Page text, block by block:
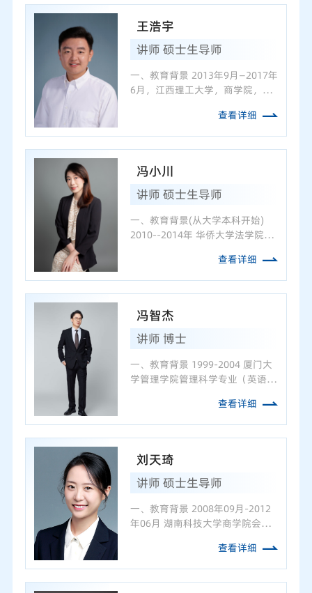
王浩宇
讲师 硕士生导师
一、教育背景 2013年9月—2017年
6月，江西理工大学，商学院，管
月，南昌大学，经济管理学院，会
计硕士 2020年9月—2024年6月，
上海财经大学，会计学院，会计学
博士 2023年2月—2023年8月...
查看详细
冯小川
讲师 硕士生导师
一、教育背景(从大学本科开始)
2010--2014年 华侨大学法学院，
立大学法学院，法学硕士 2016-
-2021年 厦门大学法学院财税法专
业，法学博士 二、主要研究方向
和教学领域 主要研究方向包...
查看详细
冯智杰
讲师 博士
一、教育背景 1999-2004 厦门大
学管理学院管理科学专业（英语一
门大学管理学院管理科学与工程专
业， 管理学硕士 2016-2022 厦门
大学经济学院金融工程专业，经济
学博士 二、主要研究方向...
查看详细
刘天琦
讲师 硕士生导师
一、教育背景 2008年09月-2012
年06月 湖南科技大学商学院会计
年12月 英国曼彻斯特大学商学院
理学硕士 2014年09月-2018年12
月 湖南大学经济与贸易学院应用
查看详细